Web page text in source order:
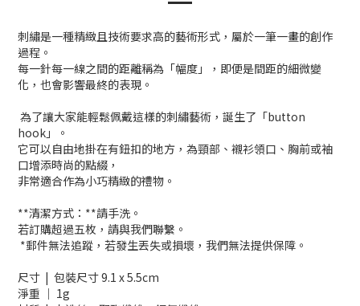
刺繡是一種精緻且技術要求高的藝術形式，屬於一筆一畫的創作
過程。
每一針每一線之間的距離稱為「幅度」，即便是間距的細微變
化，也會影響最終的表現。
為了讓大家能輕鬆佩戴這樣的刺繡藝術，誕生了「button
hook」。
它可以自由地掛在有鈕扣的地方，為頸部、襯衫領口、胸前或袖
口增添時尚的點綴，
非常適合作為小巧精緻的禮物。
**清潔方式：**請手洗。
若訂購超過五枚，請與我們聯繫。
*郵件無法追蹤，若發生丟失或損壞，我們無法提供保障。
尺寸 | 包裝尺寸 9.1 x 5.5cm
淨重 ｜ 1g